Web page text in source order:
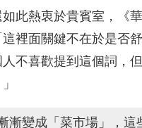
此熱衷於貴賓室，《華
裡面關鍵不在於是否
不喜歡提到這個詞，